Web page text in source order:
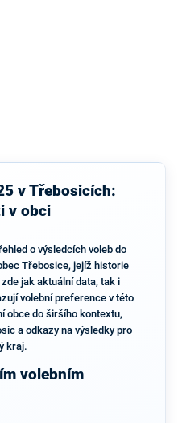
v Třebosicích:
v obci
o výsledcích voleb do
Třebosice, jejíž historie
jak aktuální data, tak i
volební preference v této
obce do širšího kontextu,
a odkazy na výsledky pro
kraj.
volebním